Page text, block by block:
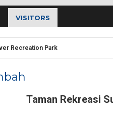
VISITORS
Recreation Park
Taman Rekreasi